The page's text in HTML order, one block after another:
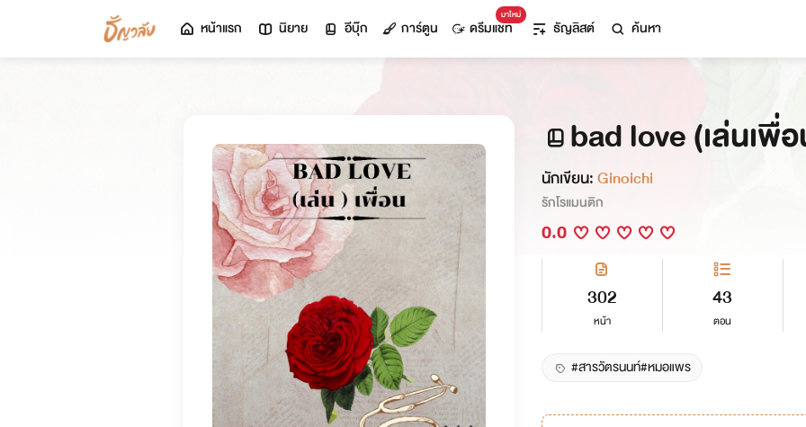
หน้าแรก นิยาย อีบุ๊ก การ์ตูน
มาใหม่
ดรีมแชท ธัญลิสต์ ค้นหา
bad love (เล่นเพื่
นักเขียน:Ginoichi
รักโรแมนติก
0.0
302
หน้า
43
ตอน
#สารวัตรนนท์#หมอแพร